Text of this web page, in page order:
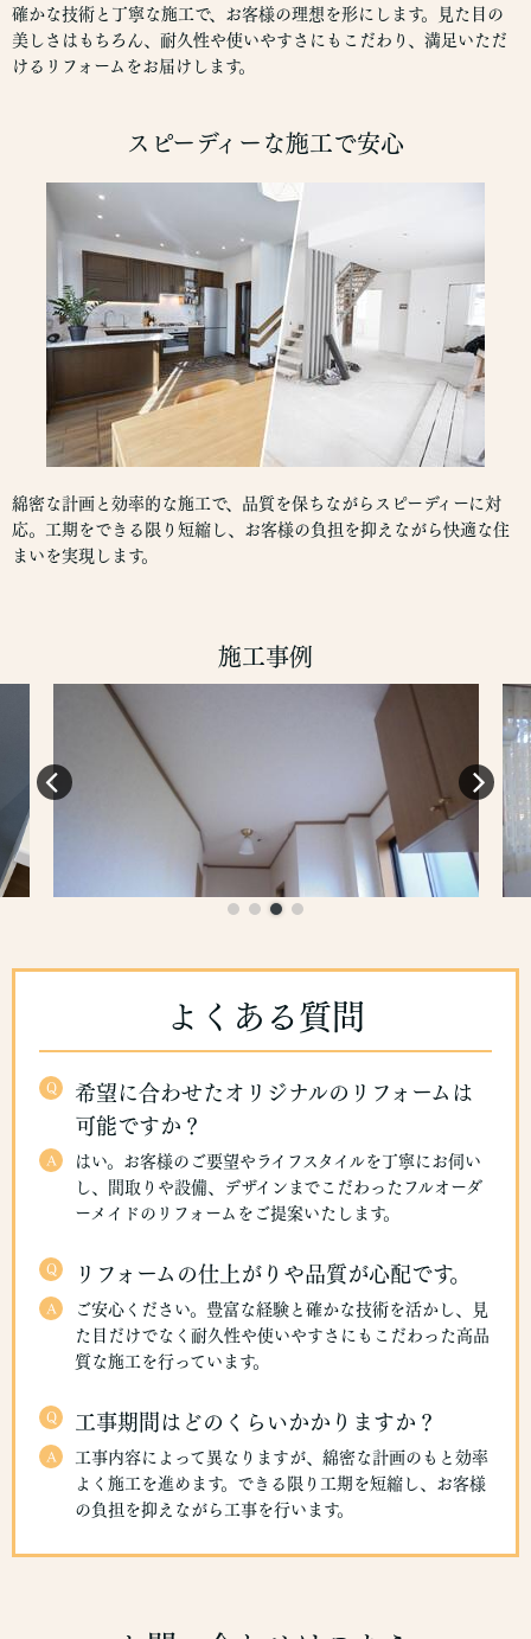
確かな技術と丁寧な施工で、お客様の理想を形にします。見た目の
美しさはもちろん、耐久性や使いやすさにもこだわり、満足いただ
けるリフォームをお届けします。
スピーディーな施工で安心
綿密な計画と効率的な施工で、品質を保ちながらスピーディーに対
応。工期をできる限り短縮し、お客様の負担を抑えながら快適な住
まいを実現します。
施工事例
よくある質問
Q
希望に合わせたオリジナルのリフォームは
可能ですか？
A
はい。お客様のご要望やライフスタイルを丁寧にお伺い
し、間取りや設備、デザインまでこだわったフルオーダ
ーメイドのリフォームをご提案いたします。
Q リフォームの仕上がりや品質が心配です。
A
ご安心ください。豊富な経験と確かな技術を活かし、見
た目だけでなく耐久性や使いやすさにもこだわった高品
質な施工を行っています。
Q 工事期間はどのくらいかかりますか？
A
工事内容によって異なりますが、綿密な計画のもと効率
よく施工を進めます。できる限り工期を短縮し、お客様
の負担を抑えながら工事を行います。